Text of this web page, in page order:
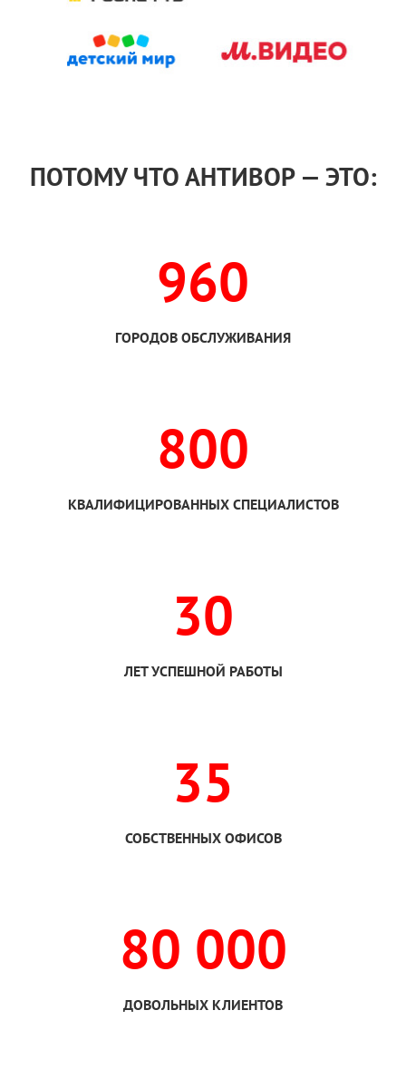
ПОТОМУ ЧТО АНТИВОР — ЭТО:
960
ГОРОДОВ ОБСЛУЖИВАНИЯ
800
КВАЛИФИЦИРОВАННЫХ СПЕЦИАЛИСТОВ
30
ЛЕТ УСПЕШНОЙ РАБОТЫ
35
СОБСТВЕННЫХ ОФИСОВ
80 000
ДОВОЛЬНЫХ КЛИЕНТОВ